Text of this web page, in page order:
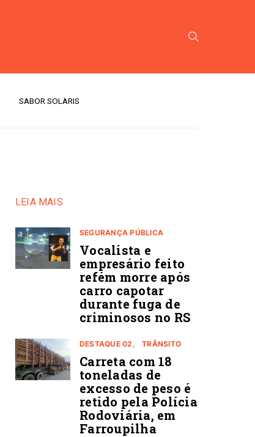
SABOR SOLARIS
LEIA MAIS
SEGURANÇA PÚBLICA
Vocalista e
empresário feito
refém morre após
carro capotar
durante fuga de
criminosos no RS
DESTAQUE 02 TRÂNSITO
Carreta com 18
toneladas de
excesso de peso é
retido pela Polícia
Rodoviária, em
Farroupilha